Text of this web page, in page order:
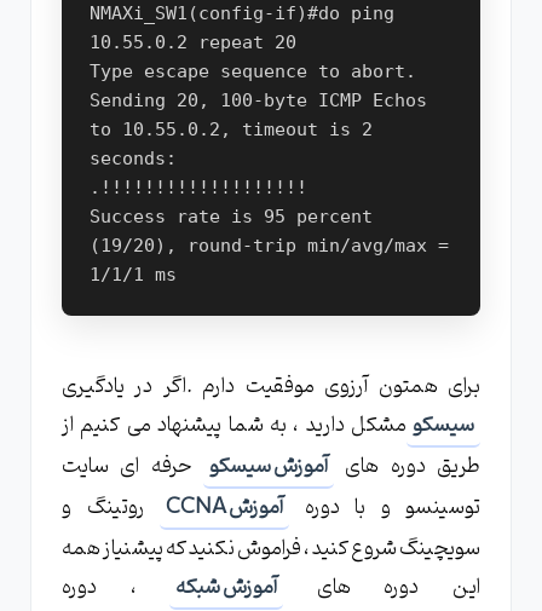
NMAXi_SW1(config-if)#do ping
10.55.0.2 repeat 20
Type escape sequence to abort.
Sending 20, 100-byte ICMP Echos
to 10.55.0.2, timeout is 2
seconds:
.!!!!!!!!!!!!!!!!!!!
Success rate is 95 percent
(19/20), round-trip min/avg/max =
برای همتون آرزوی موفقیت دارم .اگر در یادگیری
سیسکو مشکل دارید ، به شما پیشنهاد می کنیم از
طریق دوره های آموزش سیسکو
حرفه ای سایت
توسینسو و با دوره
آموزش CCNA
روتینگ و
سویچینگ شروع کنید ، فراموش نکنید که پیشنیاز همه
این دوره های
آموزش شبکه
، دوره